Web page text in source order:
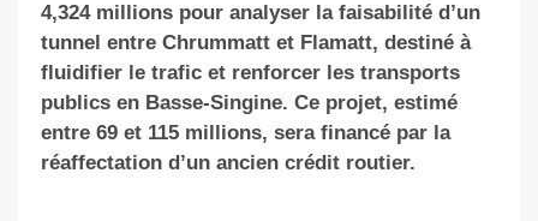
4,324 millions pour analyser la faisabilité d’un
tunnel entre Chrummatt et Flamatt, destiné à
fluidifier le trafic et renforcer les transports
publics en Basse-Singine. Ce projet, estimé
entre 69 et 115 millions, sera financé par la
réaffectation d’un ancien crédit routier.